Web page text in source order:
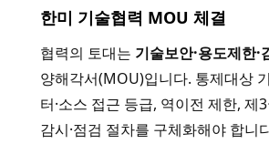
한미 기술협력 MOU 체결
협력의 토대는 기술보안·용도제한·
양해각서(MOU)입니다. 통제대상
터·소스 접근 등급, 역이전 제한, 제
감시·점검 절차를 구체화해야 합니